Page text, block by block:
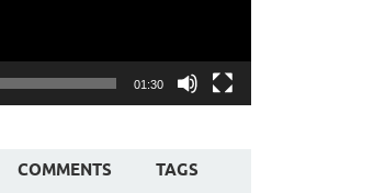
01:30
COMMENTS TAGS